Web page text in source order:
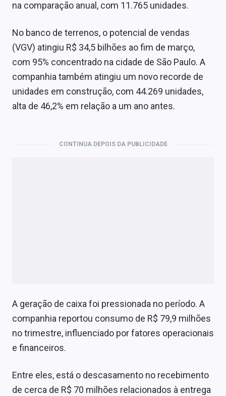
na comparação anual, com 11.765 unidades.
No banco de terrenos, o potencial de vendas
(VGV) atingiu R$ 34,5 bilhões ao fim de março,
com 95% concentrado na cidade de São Paulo. A
companhia também atingiu um novo recorde de
unidades em construção, com 44.269 unidades,
alta de 46,2% em relação a um ano antes.
CONTINUA DEPOIS DA PUBLICIDADE
A geração de caixa foi pressionada no período. A
companhia reportou consumo de R$ 79,9 milhões
no trimestre, influenciado por fatores operacionais
e financeiros.
Entre eles, está o descasamento no recebimento
de cerca de R$ 70 milhões relacionados à entrega